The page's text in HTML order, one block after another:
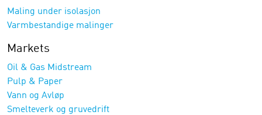
Maling under isolasjon
Varmbestandige malinger
Markets
Oil & Gas Midstream
Pulp & Paper
Vann og Avløp
Smelteverk og gruvedrift